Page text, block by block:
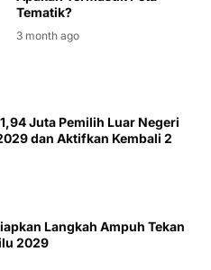
Tematik?
3 month ago
Juta Pemilih Luar Negeri
dan Aktifkan Kembali 2
Langkah Ampuh Tekan
2029